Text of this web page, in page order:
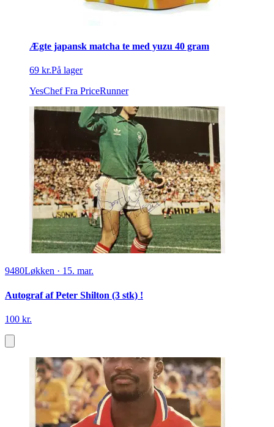
Ægte japansk matcha te med yuzu 40 gram
69 kr.På lager
YesChef Fra PriceRunner
9480Løkken · 15. mar.
Autograf af Peter Shilton (3 stk) !
100 kr.